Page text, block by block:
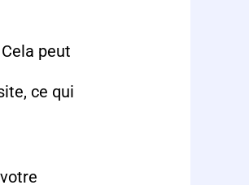
peut
ce qui